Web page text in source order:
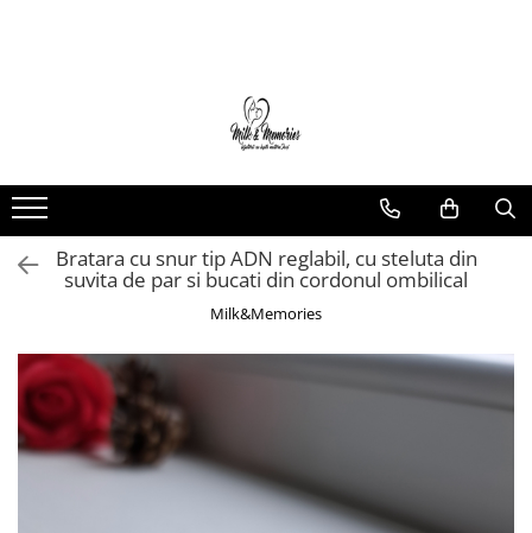
Brățări argint
Brățări șnur
Charm-uri
Cercei
Cercei argint
Inele
Inele aur
Inele argint
Bratara cu snur tip ADN reglabil, cu steluta din
suvita de par si bucati din cordonul ombilical
Milk&Memories